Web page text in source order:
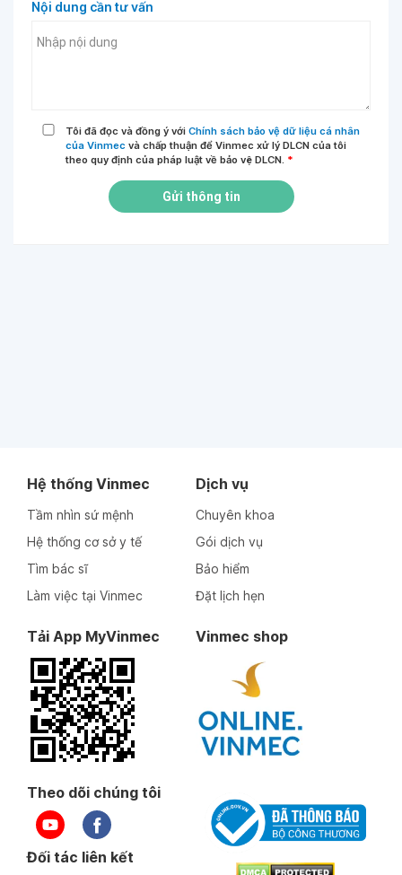
Nội dung cần tư vấn
Tôi đã đọc và đồng ý với Chính sách bảo vệ dữ liệu cá nhân
của Vinmec và chấp thuận để Vinmec xử lý DLCN của tôi
theo quy định của pháp luật về bảo vệ DLCN. *
Gửi thông tin
Hệ thống Vinmec
Tầm nhìn sứ mệnh
Hệ thống cơ sở y tế
Tìm bác sĩ
Làm việc tại Vinmec
Dịch vụ
Chuyên khoa
Gói dịch vụ
Bảo hiểm
Đặt lịch hẹn
Tải App MyVinmec Vinmec shop
Theo dõi chúng tôi
Đối tác liên kết